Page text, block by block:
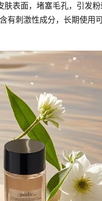
表面，堵塞毛孔，引发
有刺激性成分，长期使用